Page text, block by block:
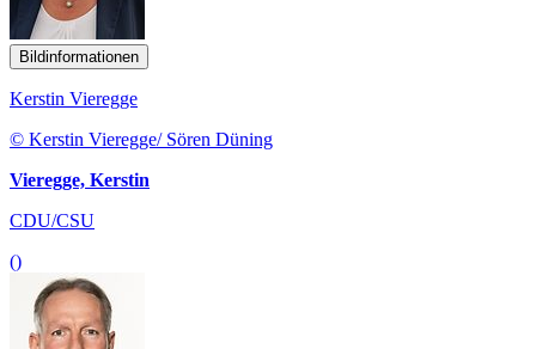
Bildinformationen
Kerstin Vieregge
© Kerstin Vieregge/ Sören Düning
Vieregge, Kerstin
CDU/CSU
()